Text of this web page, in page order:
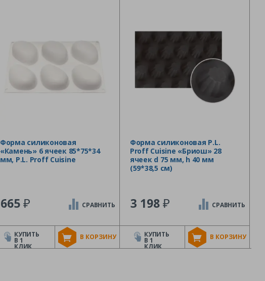
Форма силиконовая
«Камень» 6 ячеек 85*75*34
мм, P.L. Proff Cuisine
665₽
В КОРЗИНУ
СРАВНИТЬ
КУПИТЬ
В 1
КЛИК
Форма силиконовая P.L.
Proff Cuisine «Бриош» 28
ячеек d 75 мм, h 40 мм
(59*38,5 см)
3 198₽
В КОРЗИНУ
СРАВНИТЬ
КУПИТЬ
В 1
КЛИК